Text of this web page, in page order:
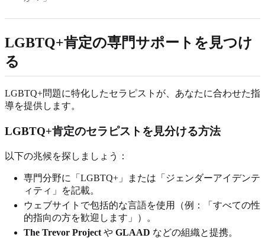
LGBTQ+肯定の専門サポートを見つけ
る
LGBTQ+問題に特化したセラピストが、あなたに合わせた指
導を提供します。
LGBTQ+肯定のセラピストを見分ける方法
以下の兆候を探しましょう：
専門分野に「LGBTQ+」または「ジェンダーアイデンテ
ィティ」を記載。
ウェブサイトで包括的な言語を使用（例：「すべての性
的指向の方を歓迎します」）。
The Trevor Project や GLAAD などの組織と提携。